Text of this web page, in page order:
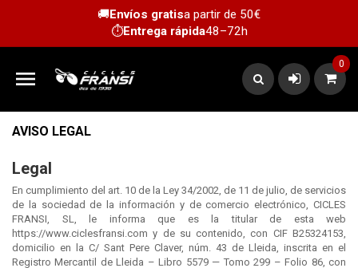
🚚Envíos gratisa partir de 50€
⏱️Entrega rápida48–72h

0
AVISO LEGAL
Legal
En cumplimiento del art. 10 de la Ley 34/2002, de 11 de julio, de servicios
de la sociedad de la información y de comercio electrónico, CICLES
FRANSI, SL, le informa que es la titular de esta web
https://www.ciclesfransi.com y de su contenido, con CIF B25324153,
domicilio en la C/ Sant Pere Claver, núm. 43 de Lleida, inscrita en el
Registro Mercantil de Lleida – Libro 5579 — Tomo 299 – Folio 86, con